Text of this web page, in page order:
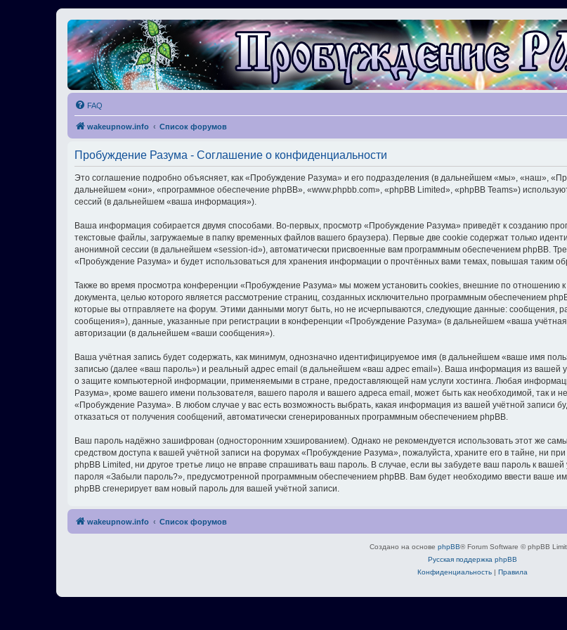
FAQ
wakeupnow.info Список форумов
Пробуждение Разума - Соглашение о конфиденциальности
Это соглашение подробно объясняет, как «Пробуждение Разума» и его подразделения (в дальнейшем «мы», «наш»,
дальнейшем «они», «программное обеспечение phpBB», «www.phpbb.com», «phpBB Limited», «phpBB Teams»)
сессий (в дальнейшем «ваша информация»).
Ваша информация собирается двумя способами. Во-первых, просмотр «Пробуждение Разума» приведёт к созданию
текстовые файлы, загружаемые в папку временных файлов вашего браузера). Первые две cookie содержат только
анонимной сессии (в дальнейшем «session-id»), автоматически присвоенные вам программным обеспечением phpBB.
«Пробуждение Разума» и будет использоваться для хранения информации о прочтённых вами темах, повышая таким
Также во время просмотра конференции «Пробуждение Разума» мы можем установить cookies, внешние по отношению
документа, целью которого является рассмотрение страниц, созданных исключительно программным обеспечением
которые вы отправляете на форум. Этими данными могут быть, но не исчерпываются, следующие данные: сообщения,
сообщения»), данные, указанные при регистрации в конференции «Пробуждение Разума» (в дальнейшем «ваша
авторизации (в дальнейшем «ваши сообщения»).
Ваша учётная запись будет содержать, как минимум, однозначно идентифицируемое имя (в дальнейшем «ваше имя
записью (далее «ваш пароль») и реальный адрес email (в дальнейшем «ваш адрес email»). Ваша информация из вашей
о защите компьютерной информации, применяемыми в стране, предоставляющей нам услуги хостинга. Любая
Разума», кроме вашего имени пользователя, вашего пароля и вашего адреса email, может быть как необходимой, так и
«Пробуждение Разума». В любом случае у вас есть возможность выбрать, какая информация из вашей учётной записи
отказаться от получения сообщений, автоматически сгенерированных программным обеспечением phpBB.
Ваш пароль надёжно зашифрован (односторонним хэшированием). Однако не рекомендуется использовать этот же
средством доступа к вашей учётной записи на форумах «Пробуждение Разума», пожалуйста, храните его в тайне, ни
phpBB Limited, ни другое третье лицо не вправе спрашивать ваш пароль. В случае, если вы забудете ваш пароль к
пароля «Забыли пароль?», предусмотренной программным обеспечением phpBB. Вам будет необходимо ввести ваше
phpBB сгенерирует вам новый пароль для вашей учётной записи.
wakeupnow.info Список форумов
Создано на основе phpBB® Forum Software © phpBB
Русская поддержка phpBB
Конфиденциальность| Правила